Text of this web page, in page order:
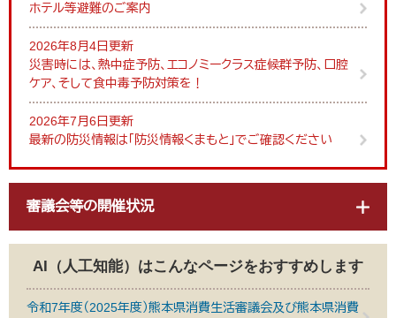
ホテル等避難のご案内
2026年8月4日更新
災害時には、熱中症予防、エコノミークラス症候群予防、口腔
ケア、そして食中毒予防対策を！
2026年7月6日更新
最新の防災情報は「防災情報くまもと」でご確認ください
審議会等の開催状況
AI（人工知能）はこんなページをおすすめします
令和7年度（2025年度）熊本県消費生活審議会及び熊本県消費